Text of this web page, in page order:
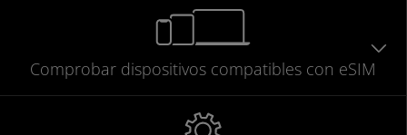
Comprobar dispositivos compatibles con eSIM